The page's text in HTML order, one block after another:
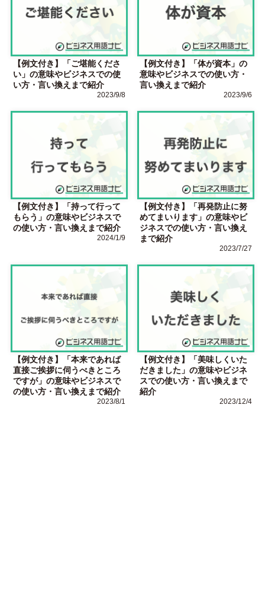
【例文付き】「ご堪能くださ
い」の意味やビジネスでの使
い方・言い換えまで紹介
2023/9/8
【例文付き】「体が資本」の
意味やビジネスでの使い方・
言い換えまで紹介
2023/9/6
【例文付き】「持って行って
もらう」の意味やビジネスで
の使い方・言い換えまで紹介
2024/1/9
【例文付き】「再発防止に努
めてまいります」の意味やビ
ジネスでの使い方・言い換え
まで紹介
2023/7/27
【例文付き】「本来であれば
直接ご挨拶に伺うべきところ
ですが」の意味やビジネスで
の使い方・言い換えまで紹介
2023/8/1
【例文付き】「美味しくいた
だきました」の意味やビジネ
スでの使い方・言い換えまで
紹介
2023/12/4